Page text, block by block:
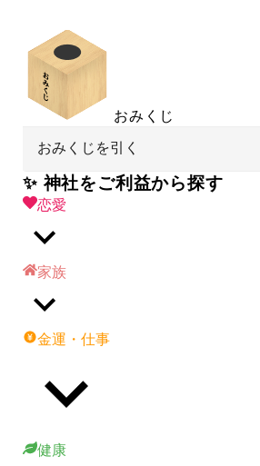
おみくじ
おみくじを引く
✨ 神社をご利益から探す
恋愛
家族
金運・仕事
健康